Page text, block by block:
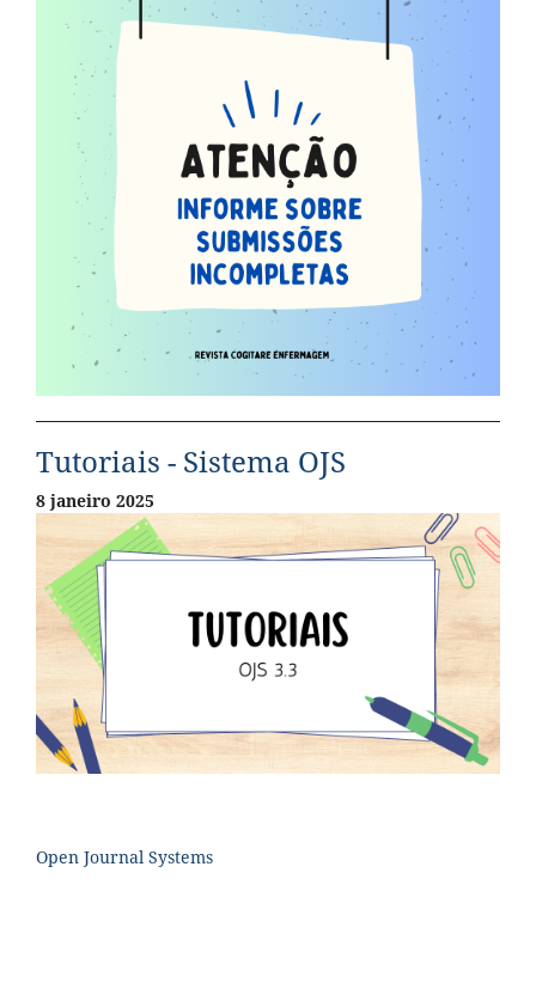
Tutoriais - Sistema OJS
8 janeiro 2025
Open Journal Systems